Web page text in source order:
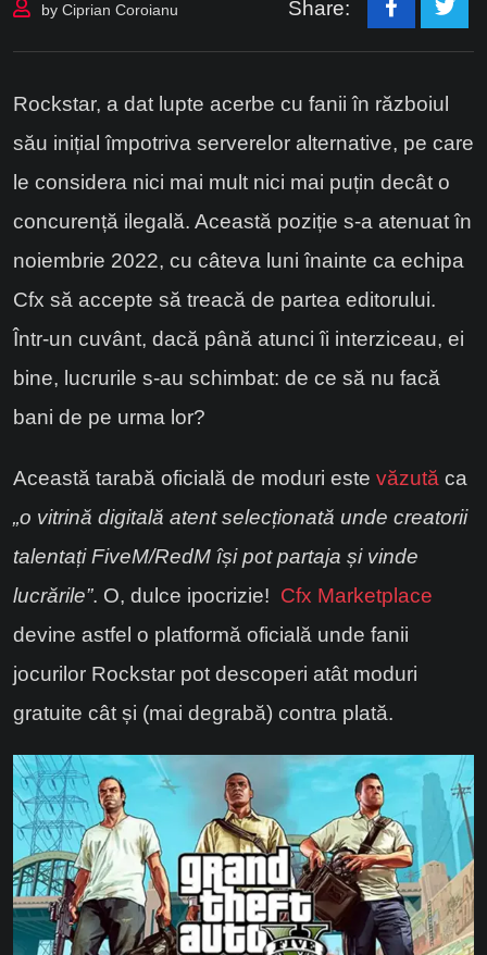
by Ciprian Coroianu Share:
Rockstar, a dat lupte acerbe cu fanii în războiul
său inițial împotriva serverelor alternative, pe care
le considera nici mai mult nici mai puțin decât o
concurență ilegală. Această poziție s-a atenuat în
noiembrie 2022, cu câteva luni înainte ca echipa
Cfx să accepte să treacă de partea editorului.
Într-un cuvânt, dacă până atunci îi interziceau, ei
bine, lucrurile s-au schimbat: de ce să nu facă
bani de pe urma lor?
Această tarabă oficială de moduri este văzută ca
„o vitrină digitală atent selecționată unde creatorii
talentați FiveM/RedM își pot partaja și vinde
lucrările”. O, dulce ipocrizie! Cfx Marketplace
devine astfel o platformă oficială unde fanii
jocurilor Rockstar pot descoperi atât moduri
gratuite cât și (mai degrabă) contra plată.